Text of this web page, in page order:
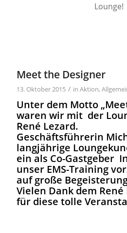
Lounge!
Meet the Designer
13. Oktober 2015 / in Aktion,
Unter dem Motto
waren wir mit der
René Lezard.
Geschäftsführerin
langjährige
ein als Co-Gastgeber
unser EMS-Training
auf große
Vielen Dank dem René
für diese tolle